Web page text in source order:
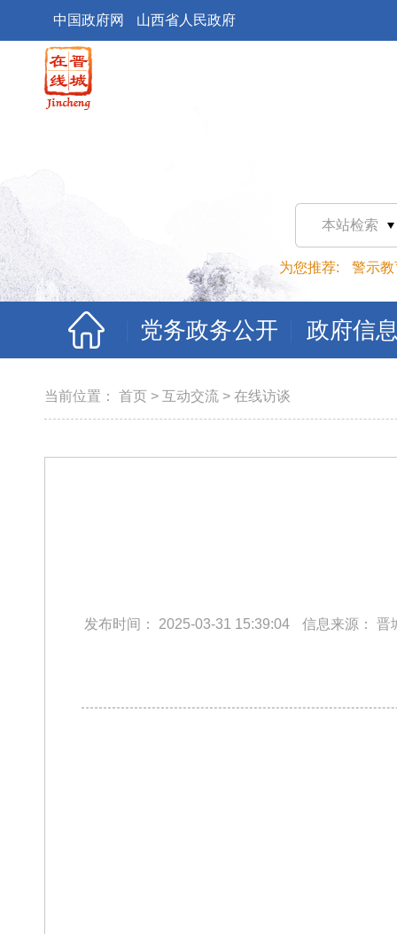
中国政府网 山西省人民政府
本站检索
为您推荐: 警示教
党务政务公开 政府信
当前位置： 首页 > 互动交流 > 在线访谈
发布时间： 2025-03-31 15:39:04 信息来源： 晋